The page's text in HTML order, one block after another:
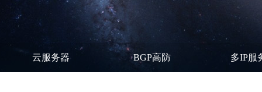
云服务器 BGP高防 多IP服